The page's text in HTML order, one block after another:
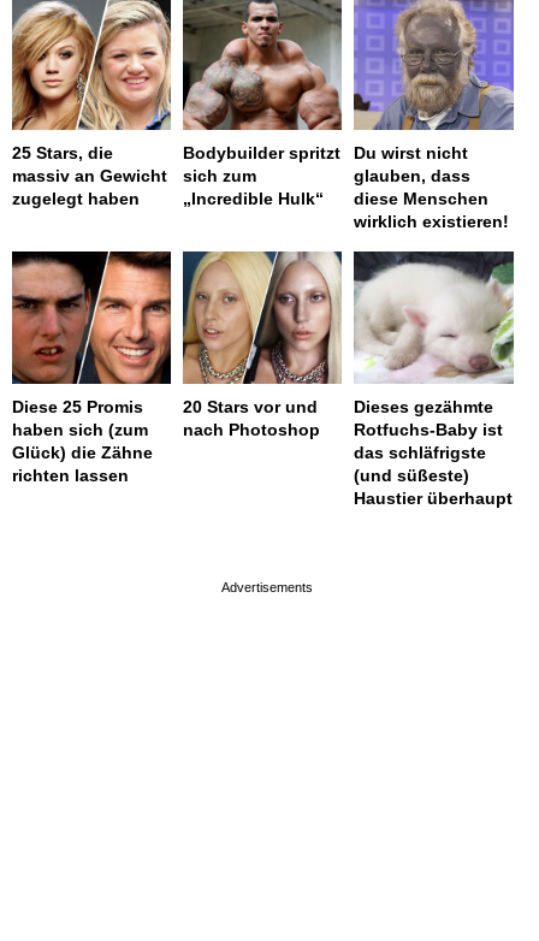
25 Stars, die
massiv an Gewicht
zugelegt haben
Bodybuilder spritzt
sich zum
„Incredible Hulk“
Du wirst nicht
glauben, dass
diese Menschen
wirklich existieren!
Diese 25 Promis
haben sich (zum
Glück) die Zähne
richten lassen
20 Stars vor und
nach Photoshop
Dieses gezähmte
Rotfuchs-Baby ist
das schläfrigste
(und süßeste)
Haustier überhaupt